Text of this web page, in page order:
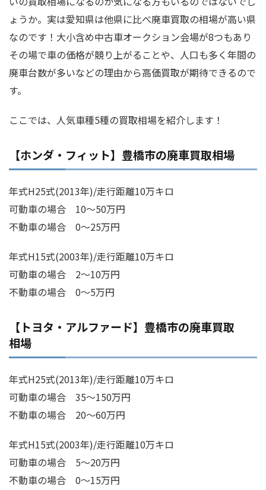
ょうか。実は愛知県は他県に比べ廃車買取の相場が高い県
なのです！大小含め中古車オークション会場が8つもあり
その場で車の価格が競り上がることや、人口も多く年間の
廃車台数が多いなどの理由から高価買取が期待できるので
す。
ここでは、人気車種5種の買取相場を紹介します！
【ホンダ・フィット】豊橋市の廃車買取相場
年式H25式(2013年)/走行距離10万キロ
可動車の場合 10～50万円
不動車の場合 0～25万円
年式H15式(2003年)/走行距離10万キロ
可動車の場合 2～10万円
不動車の場合 0～5万円
【トヨタ・アルファード】豊橋市の廃車買取
相場
年式H25式(2013年)/走行距離10万キロ
可動車の場合 35～150万円
不動車の場合 20～60万円
年式H15式(2003年)/走行距離10万キロ
可動車の場合 5～20万円
不動車の場合 0～15万円